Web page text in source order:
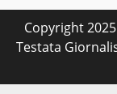
Copyright
Testata